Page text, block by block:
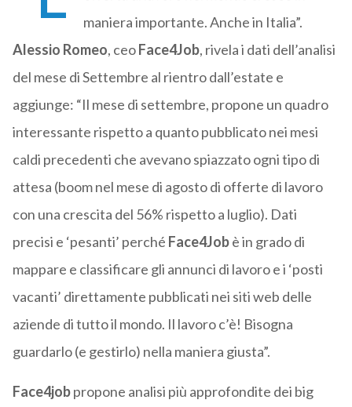
maniera importante. Anche in Italia”.
Alessio Romeo, ceoFace4Job, rivela i dati dell’analisi
del mese di Settembre al rientro dall’estate e
aggiunge: “Il mese di settembre, propone un quadro
interessante rispetto a quanto pubblicato nei mesi
caldi precedenti che avevano spiazzato ogni tipo di
attesa (boom nel mese di agosto di offerte di lavoro
con una crescita del 56% rispetto a luglio). Dati
precisi e ‘pesanti’ perché Face4Jobè in grado di
mappare e classificare gli annunci di lavoro e i ‘posti
vacanti’ direttamente pubblicati nei siti web delle
aziende di tutto il mondo. Il lavoro c’è! Bisogna
guardarlo (e gestirlo) nella maniera giusta”.
Face4jobpropone analisi più approfondite dei big